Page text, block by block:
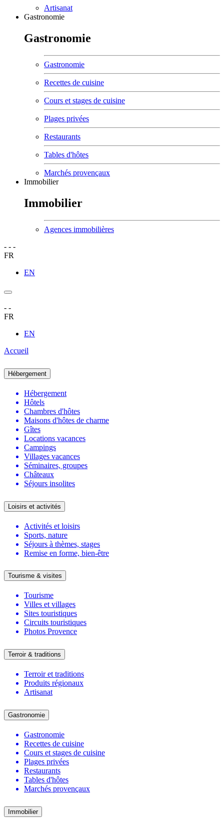
Artisanat
Gastronomie
Gastronomie
Gastronomie
Recettes de cuisine
Cours et stages de cuisine
Plages privées
Restaurants
Tables d'hôtes
Marchés provençaux
Immobilier
Immobilier
Agences immobilières
- - -
FR
EN
- -
FR
EN
Accueil
Hébergement
Hébergement
Hôtels
Chambres d'hôtes
Maisons d'hôtes de charme
Gîtes
Locations vacances
Campings
Villages vacances
Séminaires, groupes
Châteaux
Séjours insolites
Loisirs et activités
Activités et loisirs
Sports, nature
Séjours à thèmes, stages
Remise en forme, bien-être
Tourisme & visites
Tourisme
Villes et villages
Sites touristiques
Circuits touristiques
Photos Provence
Terroir & traditions
Terroir et traditions
Produits régionaux
Artisanat
Gastronomie
Gastronomie
Recettes de cuisine
Cours et stages de cuisine
Plages privées
Restaurants
Tables d'hôtes
Marchés provençaux
Immobilier